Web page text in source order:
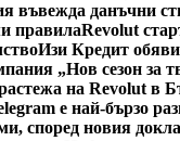
въвежда данъчни
правилаRevolut
Изи Кредит
„Нов сезон за
на Revolut в
е най-бързо
според новия